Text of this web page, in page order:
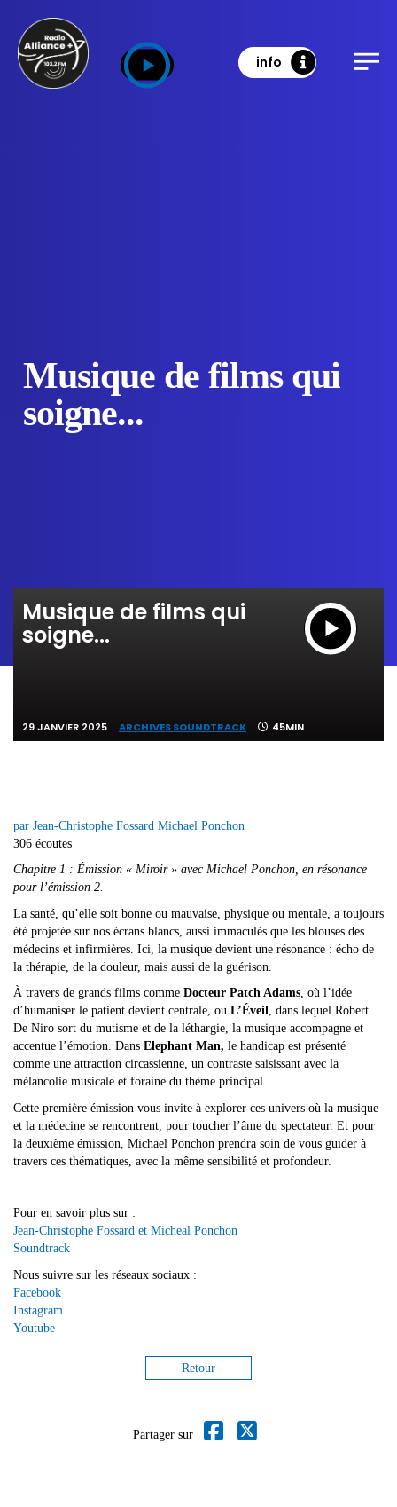
info
Musique de films qui
soigne...
Musique de films qui
soigne...
29 JANVIER 2025 ARCHIVES SOUNDTRACK 45MIN
par Jean-Christophe Fossard Michael Ponchon
306 écoutes
Chapitre 1 : Émission « Miroir » avec Michael Ponchon, en résonance
pour l’émission 2.
La santé, qu’elle soit bonne ou mauvaise, physique ou mentale, a toujours
été projetée sur nos écrans blancs, aussi immaculés que les blouses des
médecins et infirmières. Ici, la musique devient une résonance : écho de
la thérapie, de la douleur, mais aussi de la guérison.
À travers de grands films comme Docteur Patch Adams, où l’idée
d’humaniser le patient devient centrale, ou L’Éveil, dans lequel Robert
De Niro sort du mutisme et de la léthargie, la musique accompagne et
accentue l’émotion. Dans Elephant Man, le handicap est présenté
comme une attraction circassienne, un contraste saisissant avec la
mélancolie musicale et foraine du thème principal.
Cette première émission vous invite à explorer ces univers où la musique
et la médecine se rencontrent, pour toucher l’âme du spectateur. Et pour
la deuxième émission, Michael Ponchon prendra soin de vous guider à
travers ces thématiques, avec la même sensibilité et profondeur.
Pour en savoir plus sur :
Jean-Christophe Fossard et Micheal Ponchon
Soundtrack
Nous suivre sur les réseaux sociaux :
Facebook
Instagram
Youtube
Retour
Partager sur